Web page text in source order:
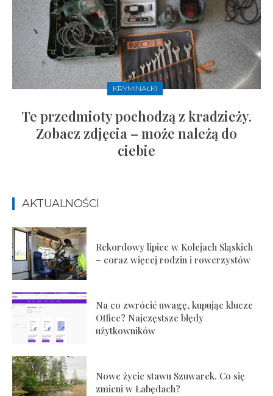
KRYMINAŁKI
Te przedmioty pochodzą z kradzieży.
Zobacz zdjęcia – może należą do
ciebie
AKTUALNOŚCI
Rekordowy lipiec w Kolejach Śląskich
– coraz więcej rodzin i rowerzystów
Na co zwrócić uwagę, kupując klucze
Office? Najczęstsze błędy
użytkowników
Nowe życie stawu Szuwarek. Co się
zmieni w Łabędach?